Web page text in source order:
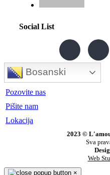
Social List
Bosanski
Pozovite nas
Pišite nam
Lokacija
2023 ©
Sva
Web
×